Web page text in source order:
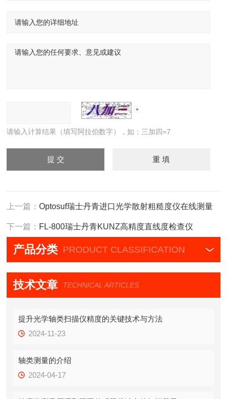
请输入计算结果（填写阿拉伯数字），如：三加四=7
上一篇：Optosuf瑞士丹青进口光学散射粗糙度仪在线测量
下一篇： FL-800瑞士丹青KUNZ高精度直线度检查仪
产品分类 PRODUCT CLASSIFICATION
技术文章 TECHNICAL ARTICLES
提升光学轴类扫描仪精度的关键技术与方法
2024-11-23
轴类测量的介绍
2024-04-17